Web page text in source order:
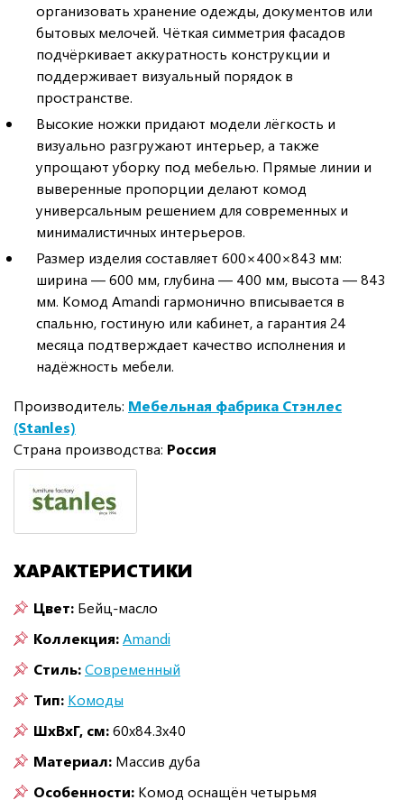
организовать хранение одежды, документов или
бытовых мелочей. Чёткая симметрия фасадов
подчёркивает аккуратность конструкции и
поддерживает визуальный порядок в
пространстве.
Высокие ножки придают модели лёгкость и
визуально разгружают интерьер, а также
упрощают уборку под мебелью. Прямые линии и
выверенные пропорции делают комод
универсальным решением для современных и
минималистичных интерьеров.
Размер изделия составляет 600×400×843 мм:
ширина — 600 мм, глубина — 400 мм, высота — 843
мм. Комод Amandi гармонично вписывается в
спальню, гостиную или кабинет, а гарантия 24
месяца подтверждает качество исполнения и
надёжность мебели.
Производитель: Мебельная фабрика Стэнлес
(Stanles)
Страна производства: Россия
ХАРАКТЕРИСТИКИ
Цвет: Бейц-масло
Коллекция:Amandi
Стиль:Современный
Тип: Комоды
ШxВxГ, см:60x84.3x40
Материал: Массив дуба
Особенности: Комод оснащён четырьмя